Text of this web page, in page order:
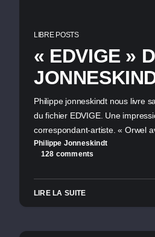
LIBRE POSTS
« EDVIGE »
Philippe jonneskindt nous livre
du fichier EDVIGE. Une
correspondant-artiste. « Orwel
Philippe Jonneskindt
128 comments
LIRE LA SUITE